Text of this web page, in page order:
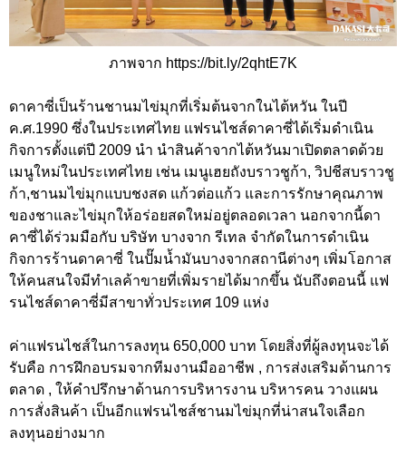
ภาพจาก https://bit.ly/2qhtE7K
ดาคาซี่เป็นร้านชานมไข่มุกที่เริ่มต้นจากในไต้หวัน ในปี
ค.ศ.1990 ซึ่งในประเทศไทย แฟรนไชส์ดาคาซี่ได้เริ่มดำเนิน
กิจการตั้งแต่ปี 2009 นำ นำสินค้าจากไต้หวันมาเปิดตลาดด้วย
เมนูใหม่ในประเทศไทย เช่น เมนูเฮยถังบราวชูก้า, วิปชีสบราวชู
ก้า,ชานมไข่มุกแบบชงสด แก้วต่อแก้ว และการรักษาคุณภาพ
ของชาและไข่มุกให้อร่อยสดใหม่อยู่ตลอดเวลา นอกจากนี้ดา
คาซี่ได้ร่วมมือกับ บริษัท บางจาก รีเทล จำกัดในการดำเนิน
กิจการร้านดาคาซี่ ในปั๊มน้ำมันบางจากสถานีต่างๆ เพิ่มโอกาส
ให้คนสนใจมีทำเลค้าขายที่เพิ่มรายได้มากขึ้น นับถึงตอนนี้ แฟ
รนไชส์ดาคาซี่มีสาขาทั่วประเทศ 109 แห่ง
ค่าแฟรนไชส์ในการลงทุน 650,000 บาท โดยสิ่งที่ผู้ลงทุนจะได้
รับคือ การฝึกอบรมจากทีมงานมืออาชีพ , การส่งเสริมด้านการ
ตลาด , ให้คำปรึกษาด้านการบริหารงาน บริหารคน วางแผน
การสั่งสินค้า เป็นอีกแฟรนไชส์ชานมไข่มุกที่น่าสนใจเลือก
ลงทุนอย่างมาก